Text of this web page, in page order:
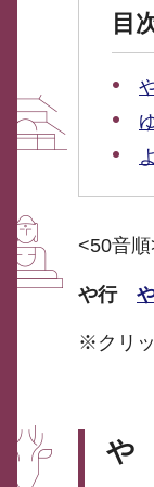
目
よ
<50音順
や行
※クリ
や